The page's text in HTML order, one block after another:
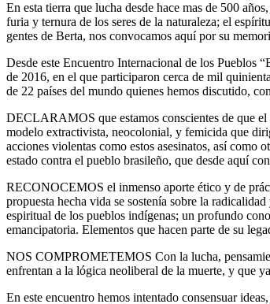
En esta tierra que lucha desde hace mas de 500
furia y ternura de los seres de la naturaleza; el
gentes de Berta, nos convocamos aquí por su
Desde este Encuentro Internacional de los Pueblos
de 2016, en el que participaron cerca de mil
de 22 países del mundo quienes hemos discutido,
DECLARAMOS que estamos conscientes de que
modelo extractivista, neocolonial, y femicida que
acciones violentas como estos asesinatos, así como
estado contra el pueblo brasileño, que desde aquí
RECONOCEMOS el inmenso aporte ético y de
propuesta hecha vida se sostenía sobre la
espiritual de los pueblos indígenas; un profundo
emancipatoria. Elementos que hacen parte de su
NOS COMPROMETEMOS Con la lucha,
enfrentan a la lógica neoliberal de la muerte, y que
En este encuentro hemos intentado consensuar